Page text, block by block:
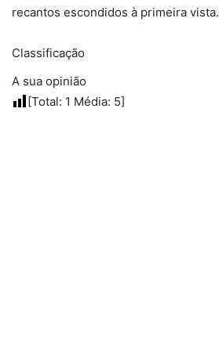
recantos escondidos à primeira vista.
Classificação
A sua opinião
[Total: 1 Média: 5]